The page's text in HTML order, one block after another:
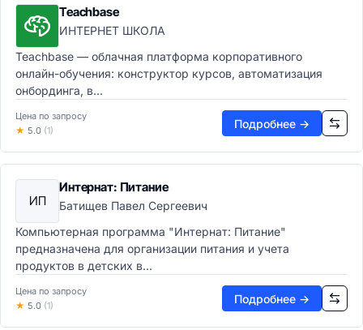
Teachbase
ИНТЕРНЕТ ШКОЛА
Teachbase — облачная платформа корпоративного
онлайн-обучения: конструктор курсов, автоматизация
онбординга, в...
Цена по запросу
★ 5.0 (1)
Подробнее →
ИП
Интернат: Питание
Батищев Павел Сергеевич
Компьютерная программа "Интернат: Питание"
предназначена для организации питания и учета
продуктов в детских в...
Цена по запросу
★ 5.0 (1)
Подробнее →